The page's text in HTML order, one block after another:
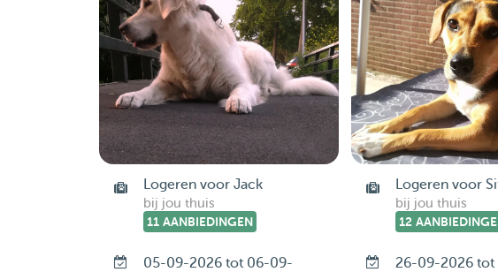
Logeren voor Jack
bij jou thuis
11 AANBIEDINGEN
05-09-2026 tot 06-09-
Logeren voor
bij jou thuis
12
26-09-2026 tot